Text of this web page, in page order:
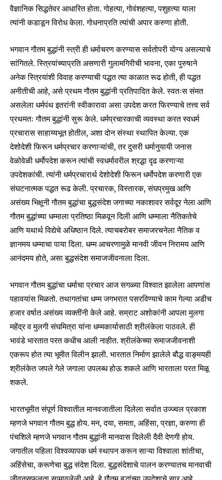
Join our community of
SUBSCRIBERS and be part of the
conversation.
To subscribe, simply enter your email address on our website
your privacy and won't spam your inbox. Your information is
safe with us.
SUBSCRIBE
I've read and accept the Privacy Policy .
वैज्ञानिक सिद्धतेवर आधारित होता. गोहत्या, गोवंशहत्या, पशुहत्या याला
त्यांनी कडाडून विरोध केला. गोधनाप्रति त्यांची अपार करुणा होती.
भगवान गौतम बुद्धांनी स्त्री ही धर्माचरण करण्यास सर्वतोपरी योग्य असल्याचे
सांगितले. स्त्रियांच्याप्रति असणारी गुलामगिरीची भावना, एका पुरुषाने
अनेक स्त्रियांशी विवाह करण्याची पद्धत त्या काळात रूढ होती, ही पद्धत
अनीतीची आहे, असे प्रथम गौतम बुद्धांनी प्रतिपादित केले. स्वतःस संमत
असलेला धर्मपंथ इतरांनी स्वीकारावा असा उपदेश करत फिरण्याचे तत्त्व सर्व
प्रथमतः गौतम बुद्धांनी सुरू केले. धर्मप्रचारकाची व्यवस्था करत स्वधर्म
प्रचारास साहाय्यभूत होतील, अशा दोन संस्था स्थापित केल्या. एक
देशोदेशी फिरून धर्मप्रचार करणाऱ्यांची, तर दुसरी धर्मानुयायी जनास
वेळोवेळी धर्मोपदेश करून त्यांची स्वधर्मावरील श्रद्धा दृढ करणाऱ्या
उपदेशकांची. त्यांनी धर्मप्रचारार्थ देशोदेशी फिरून धर्मोपदेश करणारी एक
संघटनात्मक पद्धत रूढ केली. प्रचारक, विस्तारक, संघप्रमुख आणि
असंख्य भिक्षूनी गौतम बुद्धांचा बुद्धसंदेश जगाच्या नकाशावर सर्वदूर नेला आणि
गौतम बुद्धांच्या धम्माला प्रतिष्ठा मिळवून दिली आणि धम्माला नैतिकतेचे
आणि यथार्थ विद्येचे अधिष्ठान दिले. त्याचबरोबर समाजरचनेला नैतिक व
ज्ञानमय धम्माचा पाया दिला. धम्म आचरणामुळे मानवी जीवन निरामय आणि
आनंदमय होते, असा बुद्धसंदेश समाजजीवनाला दिला.
भगवान गौतम बुद्धांचा धर्माचा प्रचार आज सगळ्या विश्वात झालेला आपणांस
पहावयांस मिळतो. तथागतांचा धम्म जगभरात पसरविण्याचे काम गेल्या अडीच
हजार वर्षात असंख्य व्यक्तींनी केले आहे. सम्राट अशोकांनी आपला मुलगा
महेंद्र व मुलगी संघमित्रा यांना धम्मकार्यासाठी श्रीलंकेला पाठवले. ही
भावंडे भारतात परत कधीच आली नाहीत. श्रीलंकेच्या समाजजीवनाशी
एकरूप होत त्या भूमीत विलीन झाली. भारतात निर्माण झालेले बौद्ध वाङ्मयही
श्रीलंकेत जपले गेले जगाला उपलब्ध होऊ शकले आणि भारताला परत मिळू
शकले.
भारतभूमीत संपूर्ण विश्वातील मानवजातीला दिलेला सर्वात उज्ज्वल प्रकाश
म्हणजे भगवान गौतम बुद्ध होय. मन, दया, समता, अहिंसा, प्रज्ञा, करुणा ही
पंचशिले म्हणजे भगवान गौतम बुद्धांनी मानवास दिलेली दैवी देणगी होय.
जगातील पहिला विश्वव्यापक धर्म स्थापन करून साऱ्या विश्वाला शांतीचा,
अहिंसेचा, करूणेचा बुद्ध संदेश दिला. बुद्धसंदेशाचे पालन करण्यातच मानवाची